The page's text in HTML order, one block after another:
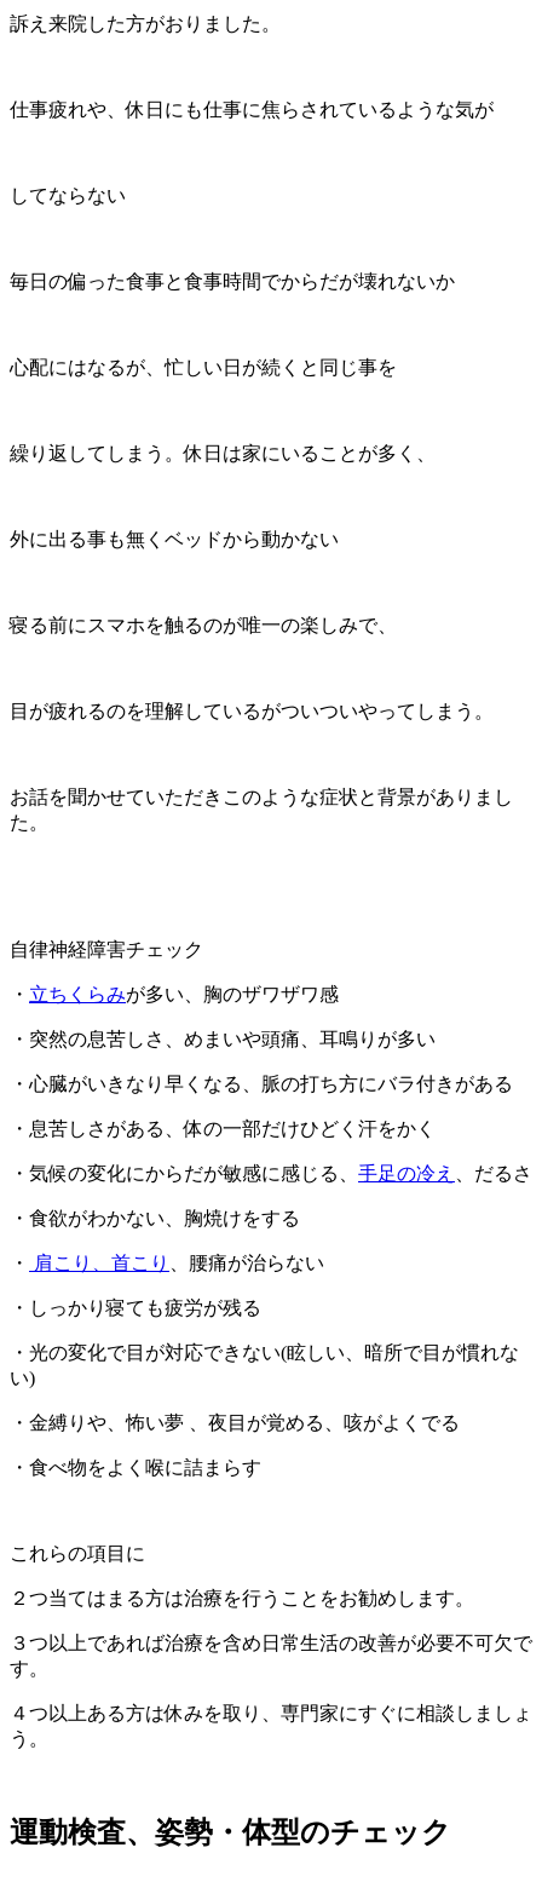
訴え来院した方がおりました。
仕事疲れや、休日にも仕事に焦らされているような気が
してならない
毎日の偏った食事と食事時間でからだが壊れないか
心配にはなるが、忙しい日が続くと同じ事を
繰り返してしまう。休日は家にいることが多く、
外に出る事も無くベッドから動かない
寝る前にスマホを触るのが唯一の楽しみで、
目が疲れるのを理解しているがついついやってしまう。
お話を聞かせていただきこのような症状と背景がありまし
た。
自律神経障害チェック
・ 立ちくらみが多い、胸のザワザワ感
・突然の息苦しさ、めまいや頭痛、耳鳴りが多い
・心臓がいきなり早くなる、脈の打ち方にバラ付きがある
・息苦しさがある、体の一部だけひどく汗をかく
・気候の変化にからだが敏感に感じる、 手足の冷え 、だるさ
・食欲がわかない、胸焼けをする
・ 肩こり、首こり 、腰痛が治らない
・しっかり寝ても疲労が残る
・光の変化で目が対応できない(眩しい、暗所で目が慣れな
い)
・金縛りや、怖い夢 、夜目が覚める、咳がよくでる
・食べ物をよく喉に詰まらす
これらの項目に
２つ当てはまる方は治療を行うことをお勧めします。
３つ以上であれば治療を含め日常生活の改善が必要不可欠で
す。
４つ以上ある方は休みを取り、専門家にすぐに相談しましょ
う。
運動検査、姿勢・体型のチェック